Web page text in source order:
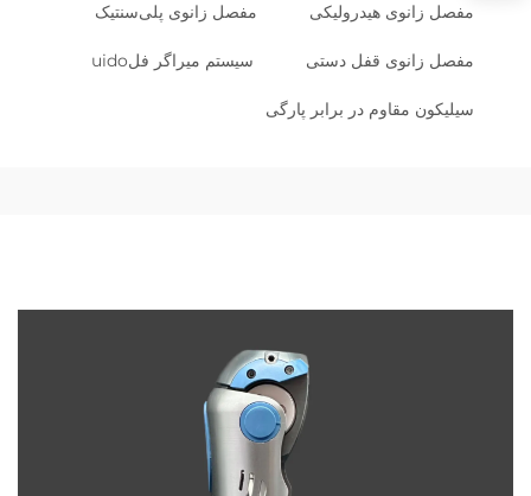
مفصل زانوی هیدرولیکی مفصل زانوی پلی‌سنتیک
مفصل زانوی قفل دستی سیستم میراگر فلuido
سیلیکون مقاوم در برابر پارگی